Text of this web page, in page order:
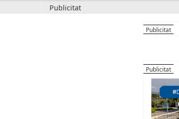
Publicitat